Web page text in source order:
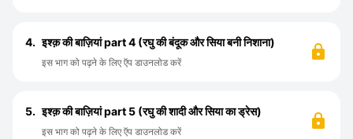
4. इश्क़ की बाज़ियां part 4 (रघु की बंदूक और सिया बनी निशाना)
इस भाग को पढ़ने के लिए ऍप डाउनलोड करें
5. इश्क़ की बाज़ियां part 5 (रघु की शादी और सिया का ड्रेस)
इस भाग को पढ़ने के लिए ऍप डाउनलोड करें